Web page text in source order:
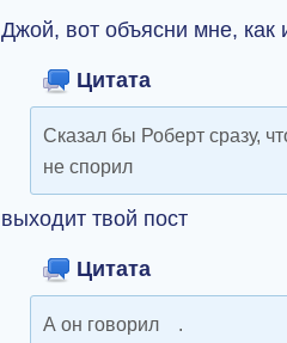
Джой, вот объясни мне, как
Цитата
Сказал бы Роберт сразу,
не спорил
выходит твой пост
Цитата
А он говорил .